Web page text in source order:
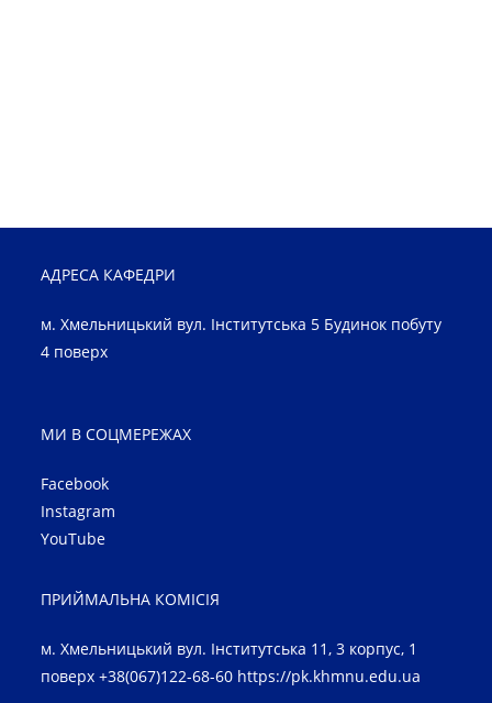
АДРЕСА КАФЕДРИ
м. Хмельницький вул. Інститутська 5 Будинок побуту
4 поверх
МИ В СОЦМЕРЕЖАХ
Facebook
Instagram
YouTube
ПРИЙМАЛЬНА КОМІСІЯ
м. Хмельницький вул. Інститутська 11, 3 корпус, 1
поверх +38(067)122-68-60 https://pk.khmnu.edu.ua